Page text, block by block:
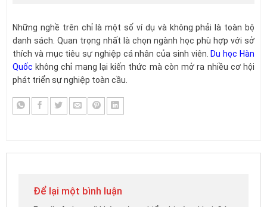
Những nghề trên chỉ là một số ví dụ và không phải là toàn bộ
danh sách. Quan trọng nhất là chọn ngành học phù hợp với sở
thích và mục tiêu sự nghiệp cá nhân của sinh viên. Du học Hàn
Quốc không chỉ mang lại kiến thức mà còn mở ra nhiều cơ hội
phát triển sự nghiệp toàn cầu.
Để lại một bình luận